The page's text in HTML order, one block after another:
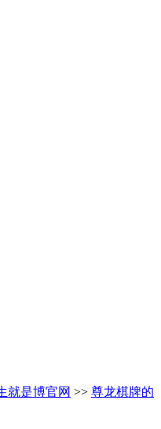
就是博官网 >> 尊龙棋牌的